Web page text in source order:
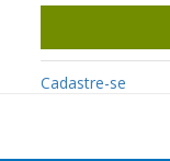
Cadastre-se